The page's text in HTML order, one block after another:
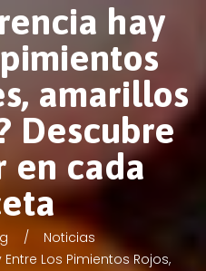
hay
amarillos
Descubre
en cada
Noticias
Los Pimientos Rojos,